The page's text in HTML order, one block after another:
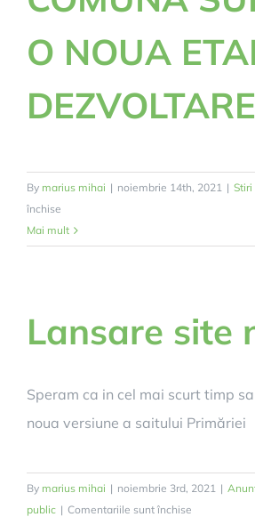
O NOUA
DEZVOLTARE
By marius mihai | noiembrie 14th, 2021 | Stiri
închise
COMUNA
SULIȚA,
DE
Mai mult
Lansare site
Speram ca in cel mai scurt timp
noua versiune a saitului Primăriei
By marius mihai | noiembrie 3rd, 2021 |
public | Comentariile sunt închise